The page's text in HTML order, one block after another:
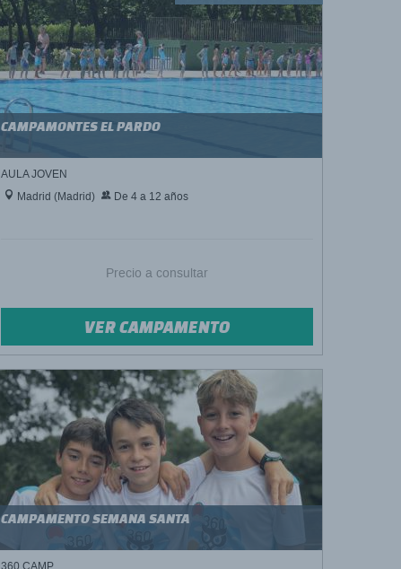
CAMPAMONTES EL PARDO
AULA JOVEN
Madrid (Madrid)
De 4 a 12 años
Precio a consultar
VER CAMPAMENTO
CAMPAMENTO SEMANA SANTA